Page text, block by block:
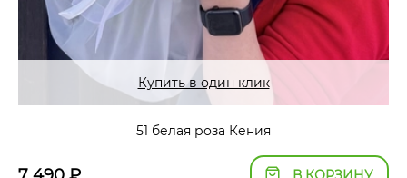
Купить в один клик
51 белая роза Кения